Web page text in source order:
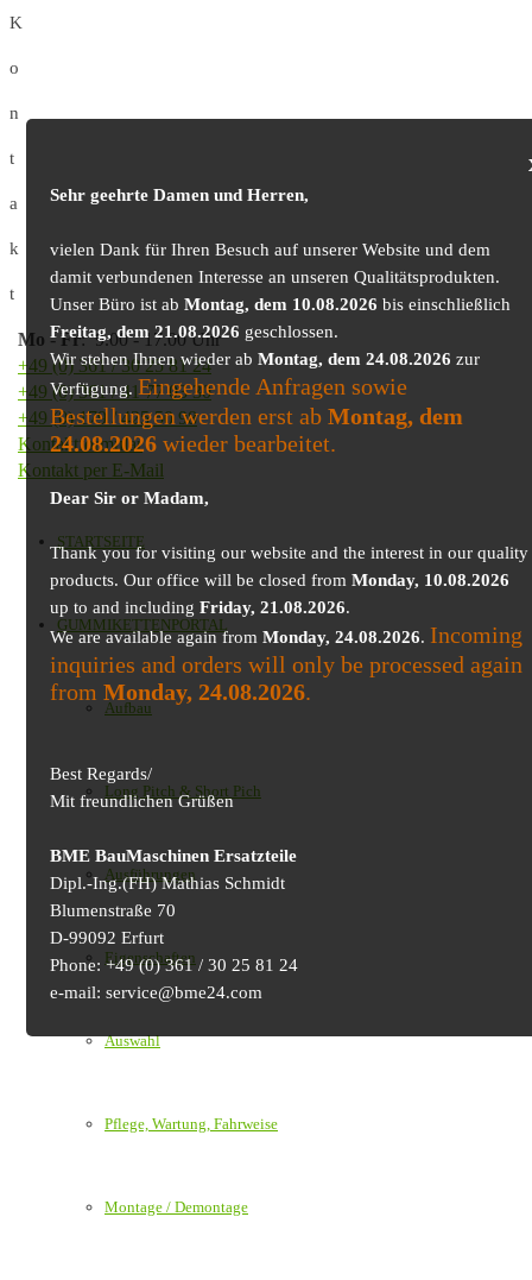
K
o
n
t
a
k
t
Mo -Fr: 9.00 - 17.00 Uhr
+49 (0) 361 / 30 25 81 24
+49 (0) 361 / 41 77 03 30
+49 (0) 179 / 425 50 98
Kontaktformular
Kontakt per E-Mail
STARTSEITE
GUMMIKETTENPORTAL
Aufbau
Long Pitch & Short Pich
Ausführungen
Eigenschaften
Auswahl
Pflege, Wartung, Fahrweise
Montage / Demontage
Sehr geehrte Damen und Herren,
vielen Dank für Ihren Besuch auf unserer Website und dem
damit verbundenen Interesse an unseren Qualitätsprodukten.
Unser Büro ist abMontag, dem 10.08.2026 bis einschließlich
Freitag, dem 21.08.2026 geschlossen.
Wir stehen Ihnen wieder abMontag, dem 24.08.2026 zur
Verfügung.Eingehende Anfragen sowie
Bestellungen werden erst abMontag, dem
24.08.2026 wieder bearbeitet.
Dear Sir or Madam,
Thank you for visiting our website and the interest in our quality
products. Our office will be closed fromMonday, 10.08.2026
up to and includingFriday, 21.08.2026.
We are available again fromMonday, 24.08.2026. Incoming
inquiries and orders will only be processed again
fromMonday, 24.08.2026.
Best Regards/
Mit freundlichen Grüßen
BME BauMaschinen Ersatzteile
Dipl.-Ing.(FH) Mathias Schmidt
Blumenstraße 70
D-99092 Erfurt
Phone: +49 (0) 361 / 30 25 81 24
e-mail: service@bme24.com